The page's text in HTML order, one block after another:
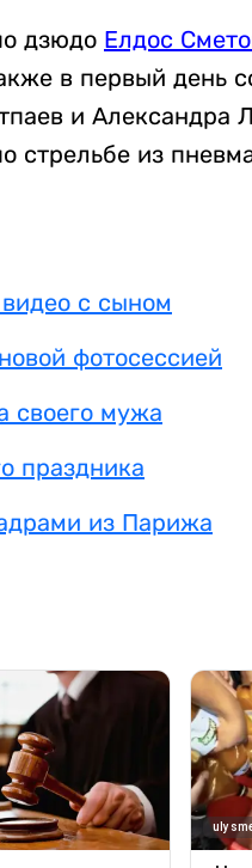
дзюдо Елдос
в первый день
и Александра
из
с сыном
фотосессией
своего мужа
праздника
из Парижа